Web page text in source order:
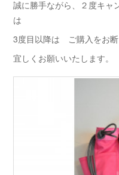
誠に勝手ながら、２度キャ
は
3度目以降は ご購入をお断
宜しくお願いいたします。